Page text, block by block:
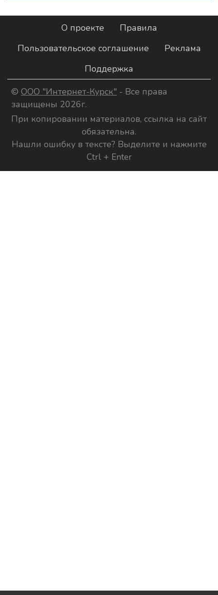
О проекте
Правила
Пользовательское соглашение
Реклама
Поддержка
© ООО "Интернет-Курск" - Все права
защищены 2026г.
При копировании материалов, ссылка на сайт
обязательна.
Нашли ошибку в тексте? Выделите и нажмите
Ctrl + Enter